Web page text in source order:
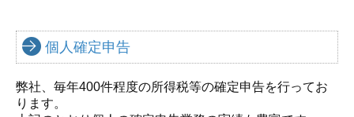
会社設立をお考えのお客様
確定申告が必要なお客様
相続・贈与相談のお客様
個人確定申告
弊社、毎年400件程度の所得税等の確定申告を行ってお
ります。